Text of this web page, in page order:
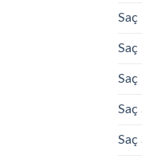
Saç
Saç
Saç
Saç
Saç